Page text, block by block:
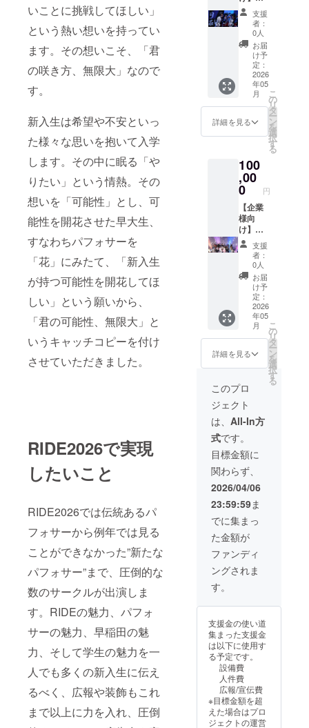
いことに挑戦してほしい」
という熱い想いを持ってい
ます。その想いこそ、「君
の咲き方、無限大」なので
す。
新入生は希望や不安といっ
た様々な思いを抱いて入学
します。その中に眠る「や
りたい」という情熱。その
想いを「可能性」とし、可
能性を開花させた早大生、
すなわちパフォサーを
「花」にみたて、「新入生
が持つ可能性を開花してほ
しい」という願いから、
「君の可能性、無限大」と
いうキャッチコピーを付け
させていただきました。
RIDE2026で実現
したいこと
RIDE2026では伝統あるパ
フォサーから例年では見る
ことができなかった”新たな
パフォサー”まで、圧倒的な
数のサークルが出演しま
す。RIDEの魅力、パフォ
サーの魅力、早稲田の魅
力、そして学生の魅力を一
人でも多くの新入生に伝え
るべく、広報や装飾もこれ
まで以上に力を入れ、圧倒
るお名
前をご
記入く
ださ
い。 ※
ステッ
カーの
サイズ
は未定
※Tシャ
ツのサ
イズはS
XLから
お選び
くださ
い。カ
ラーは
ブラッ
クのみ
となり
ます。
※メール
にてチ
ケット
をお届
けしま
すの
で、公
に受付
でご提
さい。
※団体様
からの
動画に
は１分
程度、
メール
にて動
画URL
をお送
りしま
す。
す。 ※
必ず備
考欄に
掲載を
希望さ
れるお
名前を
ご記入
くださ
い。
※SNSア
限り、
可能な
範囲で
掲載を
継続い
たしま
す。必
ず備考
欄に掲
載を希
望され
るお名
前をご
記入く
ださ
い。 ※
ステッ
カーの
です。
ツのサ
イズはS
/ M / L /
XLから
お選び
くださ
い。カ
ラーは
クのみ
となり
ます。
※メール
にてチ
ケット
をお届
で、公
演当日
に受付
でご提
示くだ
さい。
※団体様
からの
動画に
ついて
は１分
は４月
23日ま
でに郵
送で送
付して
くださ
い。送
付先な
どの詳
細は
メール
た送料
は支援
者様で
ご負担
お願い
しま
す。 ※
公式Xと
instagr
am、ロ
ゴやバ
ナーな
どの画
像の受
け渡し
につい
ては、
プロ
後にお
送りす
るメー
ルにて
ご案内
いたし
ます。
※必ず備
考欄に
掲載を
希望さ
れるお
名前を
ご記入
くださ
い。
場者に
ビラ配
布＋
SNS広
告投稿
＋エン
ドロー
ル企業
名掲載
＋パン
フレッ
トに広
告1面掲
場での
ロゴ出
し ※ビ
ラデザ
インは
４月23
日まで
に郵送
で送付
してく
ださ
い。送
付先な
どの詳
細は
メール
で連絡
しま
す。ま
た送料
は支援
者様で
ご負担
お願い
しま
す。 ※
公式Xと
instagr
am、ロ
ゴやバ
ナーな
どの画
像の受
け渡し
につい
ては、
プロ
ジェク
送りす
ルにて
ご案内
いたし
ます。
※必ず備
考欄に
掲載を
希望さ
れるお
支援
者：
0人
お届
け予
定：
2026
年05
月
詳細を見る
こ
の
リ
タ
ー
ン
を
選
択
す
る
100
,00
0 円
【企業
様向
け】来
場者に
ビラ配
布＋
SNS広
告投稿
＋エン
ドロー
ル企業
名掲載
＋パン
フレッ
トに広
告両面
掲載＋
会場で
のロゴ
出し ※
ビラデ
ザイン
は４月
23日ま
でに郵
送で送
付して
くださ
い。送
付先な
どの詳
細は
メール
で連絡
た送料
者様で
ご負担
お願い
しま
す。 ※
公式Xと
instagr
am、ロ
ゴやバ
支援
者：
0人
お届
け予
定：
2026
年05
月
詳細を見る
こ
の
リ
タ
ー
ン
を
選
択
す
る
このプロ
ジェクト
は、 All-In方
式です。
目標金額に
関わらず、
2026/04/06
23:59:59ま
でに集まっ
た金額が
ファンディ
ングされま
す。
支援金の使い道
集まった支援金
は以下に使用す
る予定です。
設備費
人件費
広報/宣伝費
※目標金額を超
えた場合はプロ
ジェクトの運営